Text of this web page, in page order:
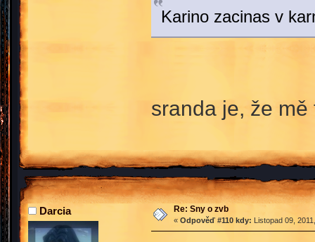
Karino zacinas v
sranda je, že
Darcia Re: Sny o zvb
« Odpověď #110 kdy: Listopad 09,